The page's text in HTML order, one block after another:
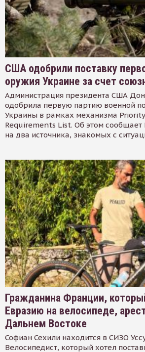
США одобрили поставку
оружия Украине за счет
Администрация президента США
одобрила первую партию военной
Украины в рамках механизма
Requirements List. Об этом сообщает
на два источника, знакомых с
Гражданина Франции,
Евразию на велосипеде,
Дальнем Востоке
Софиан Сехили находится в СИЗО
Велосипедист, который хотел